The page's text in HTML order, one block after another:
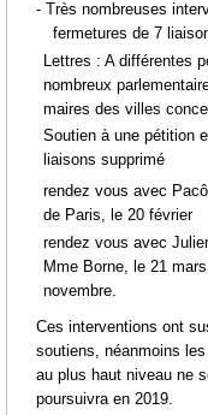
- Très nombreuses
fermetures de 7
Lettres : A différentes
nombreux
maires des villes
Soutien à une pétition
liaisons supprimé
rendez vous avec
de Paris, le 20 février
rendez vous avec
Mme Borne, le 21
novembre.
Ces interventions ont
soutiens, néanmoins
au plus haut niveau ne
poursuivra en 2019.